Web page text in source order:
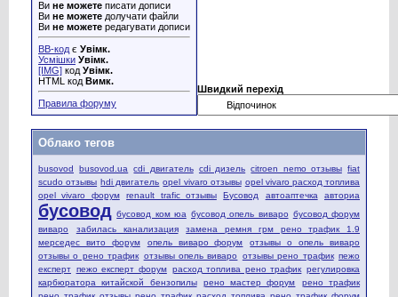
Ви не можете писати дописи
Ви не можете долучати файли
Ви не можете редагувати дописи
BB-код є Увімк.
Усмішки Увімк.
[IMG] код Увімк.
HTML код Вимк.
Правила форуму
Швидкий перехід
Облако тегов
busovod busovod.ua cdi двигатель cdi дизель citroen nemo отзывы fiat
scudo отзывы hdi двигатель opel vivaro отзывы opel vivaro расход топлива
opel vivaro форум
renault trafic отзывы Бусовод автоаптечка авториа
бусовод бусовод ком юа бусовод опель виваро бусовод форум
виваро
забилась канализация
замена ремня грм рено трафик 1.9
мерседес вито форум
опель виваро форум
отзывы о опель виваро
отзывы о рено трафик отзывы опель виваро отзывы рено трафик пежо
експерт пежо експерт форум расход топлива рено трафик регулировка
карбюратора китайской бензопилы
рено мастер форум
рено трафик